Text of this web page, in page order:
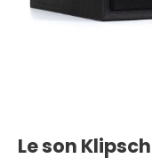
Le son Klipsch